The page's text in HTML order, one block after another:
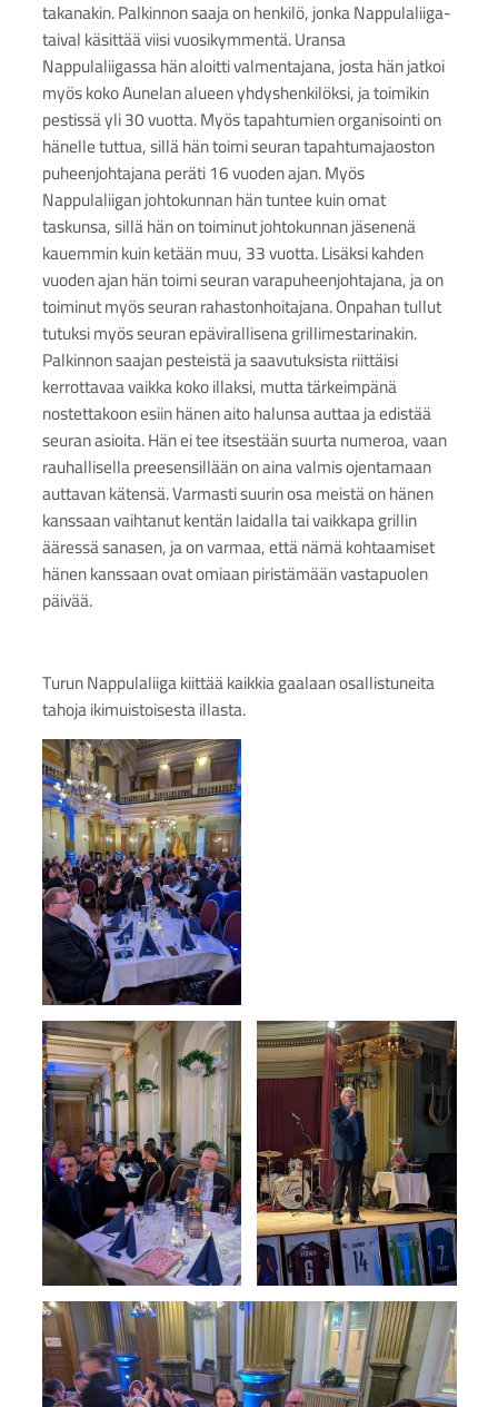
takanakin. Palkinnon saaja on henkilö, jonka Nappulaliiga-
taival käsittää viisi vuosikymmentä. Uransa
Nappulaliigassa hän aloitti valmentajana, josta hän jatkoi
myös koko Aunelan alueen yhdyshenkilöksi, ja toimikin
pestissä yli 30 vuotta. Myös tapahtumien organisointi on
hänelle tuttua, sillä hän toimi seuran tapahtumajaoston
puheenjohtajana peräti 16 vuoden ajan. Myös
Nappulaliigan johtokunnan hän tuntee kuin omat
taskunsa, sillä hän on toiminut johtokunnan jäsenenä
kauemmin kuin ketään muu, 33 vuotta. Lisäksi kahden
vuoden ajan hän toimi seuran varapuheenjohtajana, ja on
toiminut myös seuran rahastonhoitajana. Onpahan tullut
tutuksi myös seuran epävirallisena grillimestarinakin.
Palkinnon saajan pesteistä ja saavutuksista riittäisi
kerrottavaa vaikka koko illaksi, mutta tärkeimpänä
nostettakoon esiin hänen aito halunsa auttaa ja edistää
seuran asioita. Hän ei tee itsestään suurta numeroa, vaan
rauhallisella preesensillään on aina valmis ojentamaan
auttavan kätensä. Varmasti suurin osa meistä on hänen
kanssaan vaihtanut kentän laidalla tai vaikkapa grillin
ääressä sanasen, ja on varmaa, että nämä kohtaamiset
hänen kanssaan ovat omiaan piristämään vastapuolen
päivää.
Turun Nappulaliiga kiittää kaikkia gaalaan osallistuneita
tahoja ikimuistoisesta illasta.